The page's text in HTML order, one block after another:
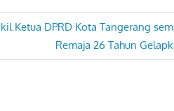
Ketua DPRD Kota Tangerang
Next
Post:
Remaja 26 Tahun